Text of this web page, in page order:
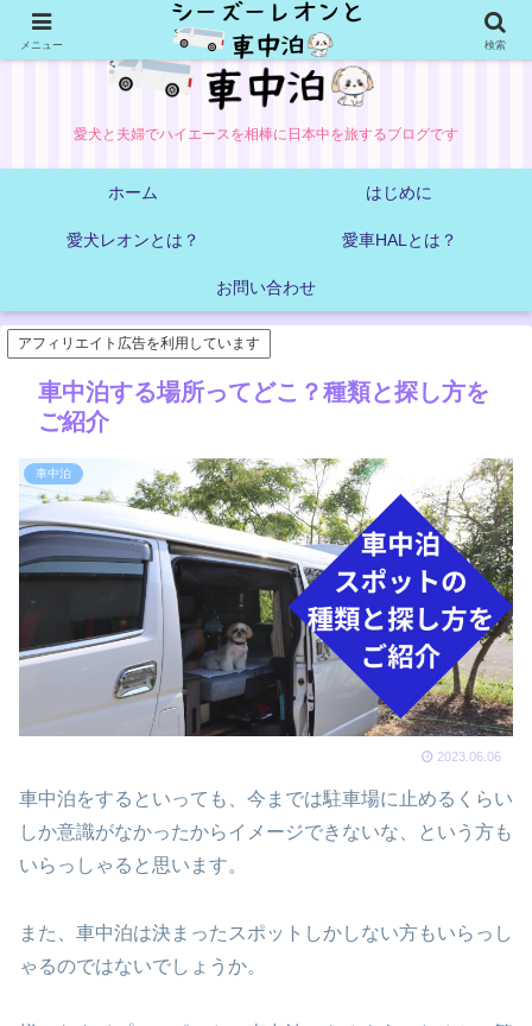
愛犬と夫婦でハイエースを相棒に日本中を旅するブログです
ホーム はじめに
愛犬レオンとは？ 愛車HALとは？
お問い合わせ
アフィリエイト広告を利用しています
車中泊する場所ってどこ？種類と探し方を
ご紹介
車中泊
2023.06.06
車中泊をするといっても、今までは駐車場に止めるくらい
しか意識がなかったからイメージできないな、という方も
いらっしゃると思います。
また、車中泊は決まったスポットしかしない方もいらっし
ゃるのではないでしょうか。
メニュー 検索